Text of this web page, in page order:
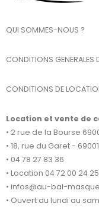
QUI SOMMES-NOUS ?
CONDITIONS GENERALES
CONDITIONS DE
Location et vente de
• 2 rue de la Bourse
• 18, rue du Garet - 69001
• 04 78 27 83 36
• Location 04 72 00 24 25
• infos@au-bal-
• Ouvert du lundi au